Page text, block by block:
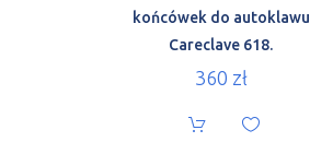
końcówek do autoklawu
Careclave 618.
360 zł